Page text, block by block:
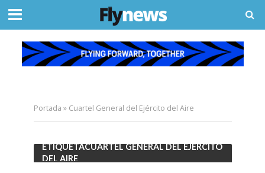
Portada » Cuartel General del Ejército del Aire
ETIQUETACUARTEL GENERAL DEL EJÉRCITO
DEL AIRE